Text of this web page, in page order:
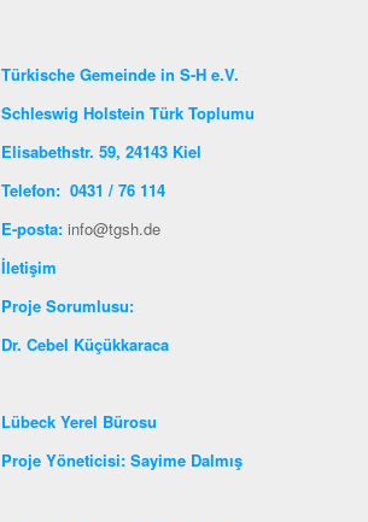
Türkische Gemeinde in S-H e.V.
Schleswig Holstein Türk Toplumu
Elisabethstr. 59, 24143 Kiel
Telefon: 0431 / 76 114
E-posta: info@tgsh.de
İletişim
Proje Sorumlusu:
Dr. Cebel Küçükkaraca
Lübeck Yerel Bürosu
Proje Yöneticisi: Sayime Dalmış